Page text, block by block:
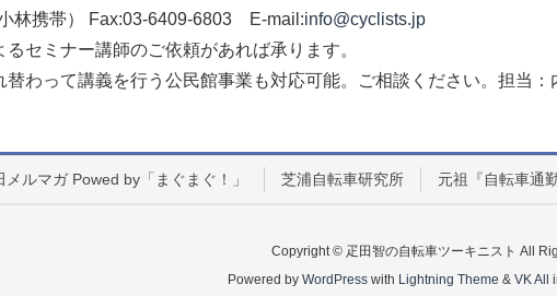
林携帯） Fax:03-6409-6803 E-mail:info@cyclists.jp
るセミナー講師のご依頼があれば承ります。
替わって講義を行う公民館事業も対応可能。ご相談ください。担当
メルマガ Powed by「まぐまぐ！」 芝浦自転車研究所 元祖『自転車通
Copyright © 疋田智の自転車ツーキニスト All
Powered by WordPresswith Lightning Theme & VK All